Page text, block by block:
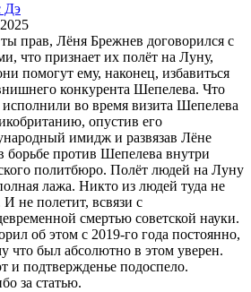
Дэ
прав, Лёня Брежнев договорился с
что признает их полёт на Луну,
помогут ему, наконец, избавиться
конкурента Шепелева. Что
во время визита Шепелева
опустив его
имидж и развязав Лёне
борьбе против Шепелева внутри
политбюро. Полёт людей на Луну
лажа. Никто из людей туда не
И не полетит, всвязи с
смертью советской науки.
об этом с 2019-го года постоянно,
что был абсолютно в этом уверен.
и подтвержденье подоспело.
за статью.